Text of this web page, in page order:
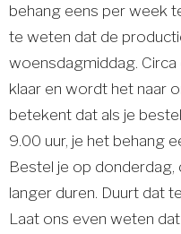
behang eens per week
te weten dat de
woensdagmiddag.
klaar en wordt het naar
betekent dat als je
9.00 uur, je het behang
Bestel je op donderdag,
langer duren. Duurt dat
Laat ons even weten